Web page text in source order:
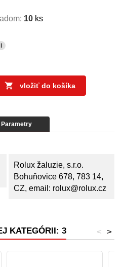
10 ks
i
 vložiť do košíka
Parametry
Rolux žaluzie, s.r.o.
Bohuňovice 678, 783 14,
CZ, email: rolux@rolux.cz
KATEGÓRII: 3 >
<